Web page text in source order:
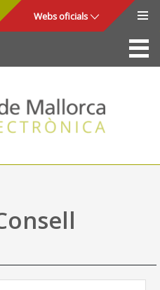
Webs oficials
La Seu
Consell de Mallorca
Accés i seguretat
Utilitats
Ajuda